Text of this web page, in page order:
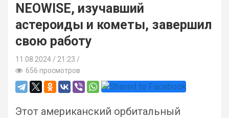
NEOWISE, изучавший
астероиды и кометы, завершил
свою работу
11.08.2024
21:23 /
656 просмотров
Этот американский орбитальный